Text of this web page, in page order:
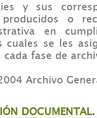
y sus
producidos o
en
cuales se les
cada fase de
Archivo
DOCUMENTAL.